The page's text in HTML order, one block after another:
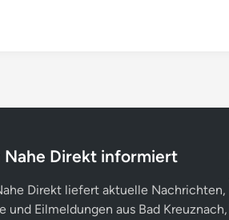
Nahe Direkt informiert
Direkt liefert aktuelle Nachrichten,
und Eilmeldungen aus Bad Kreuznach,